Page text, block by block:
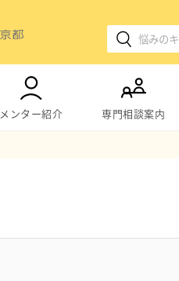
メンター紹介 専門相談案内